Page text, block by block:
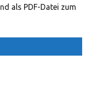
als PDF-Datei zum